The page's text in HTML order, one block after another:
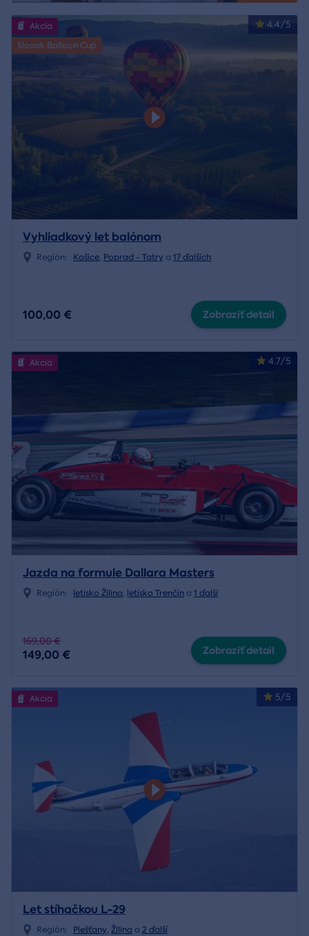
4.4/5
Akcia
Slovak Balloon Cup
Vyhliadkový let balónom
Región: Košice, Poprad - Tatry a 17 ďalších
100,00 € Zobraziť detail
4.7/5
Akcia
Jazda na formule Dallara Masters
Región: letisko Žilina, letisko Trenčín a 1 ďalší
169,00 €
149,00 € Zobraziť detail
5/5
Akcia
Let stíhačkou L-29
Región: Piešťany, Žilina a 2 ďalší